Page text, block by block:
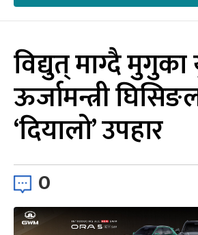
विद्युत् माग्दै
ऊर्जामन्त्री
‘दियालो’ उपहार
0